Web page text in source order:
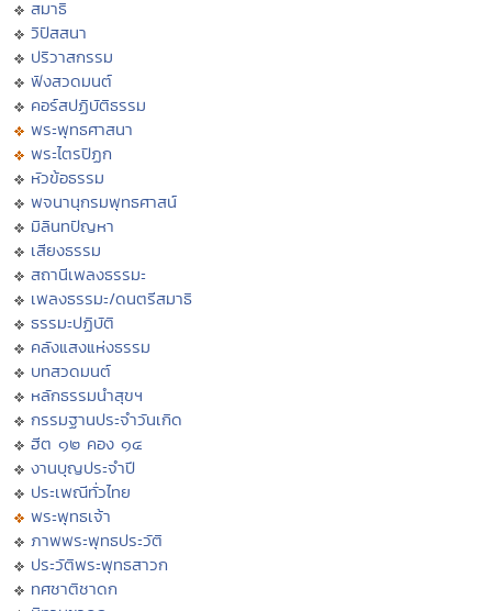
สมาธิ
วิปัสสนา
ปริวาสกรรม
ฟังสวดมนต์
คอร์สปฏิบัติธรรม
พระพุทธศาสนา
พระไตรปิฏก
หัวข้อธรรม
พจนานุกรมพุทธศาสน์
มิลินทปัญหา
เสียงธรรม
สถานีเพลงธรรมะ
เพลงธรรมะ/ดนตรีสมาธิ
ธรรมะปฏิบัติ
คลังแสงแห่งธรรม
บทสวดมนต์
หลักธรรมนำสุขฯ
กรรมฐานประจำวันเกิด
ฮีต ๑๒ คอง ๑๔
งานบุญประจำปี
ประเพณีทั่วไทย
พระพุทธเจ้า
ภาพพระพุทธประวัติ
ประวัติพระพุทธสาวก
ทศชาติชาดก